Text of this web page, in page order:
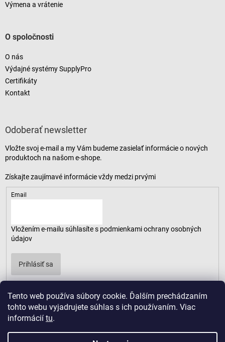
Tento web používa súbory cookie. Ďalším prechádzaním
tohto webu vyjadrujete súhlas s ich používaním. Viac
informácií tu.
Výmena a vrátenie
O spoločnosti
O nás
Výdajné systémy SupplyPro
Certifikáty
Kontakt
Odoberať newsletter
Vložte svoj e-mail a my Vám budeme zasielať informácie o nových
produktoch na našom e-shope.
Email
Vložením e-mailu súhlasíte s podmienkami ochrany osobných
údajov
Prihlásiť sa